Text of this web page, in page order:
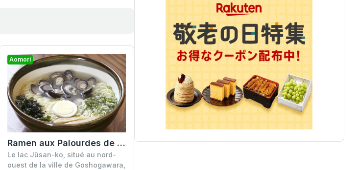
Aomori
Ramen aux Palourdes de Jūsan-ko
Le lac Jūsan-ko, situé au nord-
ouest de la ville de Goshogawara,